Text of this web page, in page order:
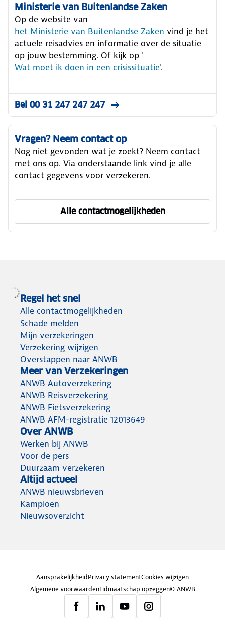
Ministerie van Buitenlandse Zaken
Op de website van
het Ministerie van Buitenlandse Zaken vind je het
actuele reisadvies en informatie over de situatie
op jouw bestemming. Of kijk op '
Wat moet ik doen in een crisissituatie'.
Bel 00 31 247 247 247
Vragen? Neem contact op
Nog niet gevonden wat je zoekt? Neem contact
met ons op. Via onderstaande link vind je alle
contact gegevens voor verzekeren.
Alle contactmogelijkheden
om ANWB Verzekeren te
Regel het snel
Alle contactmogelijkheden
Schade melden
Mijn verzekeringen
Verzekering wijzigen
Overstappen naar ANWB
Meer van Verzekeringen
ANWB Autoverzekering
ANWB Reisverzekering
ANWB Fietsverzekering
ANWB AFM-registratie 12013649
Over ANWB
Werken bij ANWB
Voor de pers
Duurzaam verzekeren
Altijd actueel
ANWB nieuwsbrieven
Kampioen
Nieuwsoverzicht
AansprakelijkheidPrivacy statementCookies wijzigen
Algemene voorwaardenLidmaatschap opzeggen© ANWB